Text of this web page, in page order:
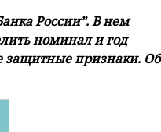
России”. В нем
номинал и год
защитные признаки. Об